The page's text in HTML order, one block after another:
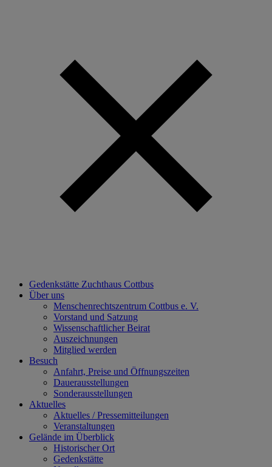
Gedenkstätte Zuchthaus Cottbus
Über uns
Menschenrechtszentrum Cottbus e. V.
Vorstand und Satzung
Wissenschaftlicher Beirat
Auszeichnungen
Mitglied werden
Besuch
Anfahrt, Preise und Öffnungszeiten
Dauerausstellungen
Sonderausstellungen
Aktuelles
Aktuelles / Pressemitteilungen
Veranstaltungen
Gelände im Überblick
Historischer Ort
Gedenkstätte